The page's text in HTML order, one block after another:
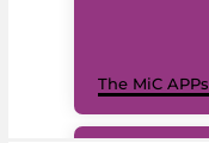
The MiC APPs